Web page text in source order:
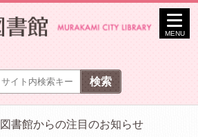
MENU
図書館からの注目のお知らせ